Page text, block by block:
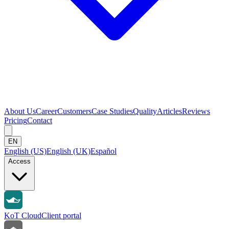
About UsCareerCustomersCase StudiesQualityArticlesReviews
PricingContact
EN
English (US)English (UK)Español
Access
KoT CloudClient portal